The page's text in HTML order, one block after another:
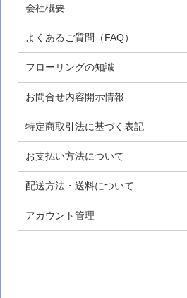
会社概要
よくあるご質問（FAQ）
フローリングの知識
お問合せ内容開示情報
特定商取引法に基づく表記
お支払い方法について
配送方法・送料について
アカウント管理